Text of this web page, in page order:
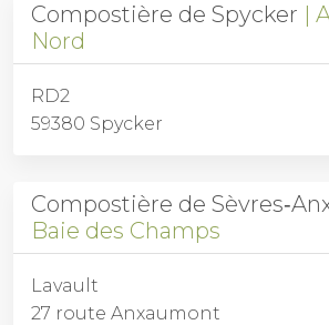
Compostière de Spycker
Nord
RD2
59380 Spycker
Compostière de
Baie des Champs
Lavault
27 route Anxaumont